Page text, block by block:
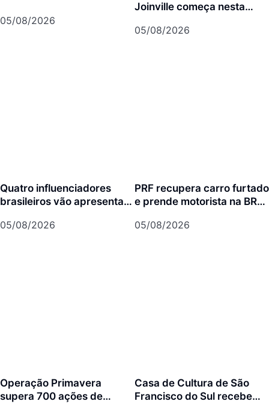
05/08/2026
Joinville começa nesta
exclusivos em 17
05/08/2026
Quatro influenciadores
brasileiros vão apresentar
milhões de seguidores
05/08/2026
PRF recupera carro furtado
e prende motorista na BR-
05/08/2026
Operação Primavera
supera 700 ações de
Casa de Cultura de São
Francisco do Sul recebe